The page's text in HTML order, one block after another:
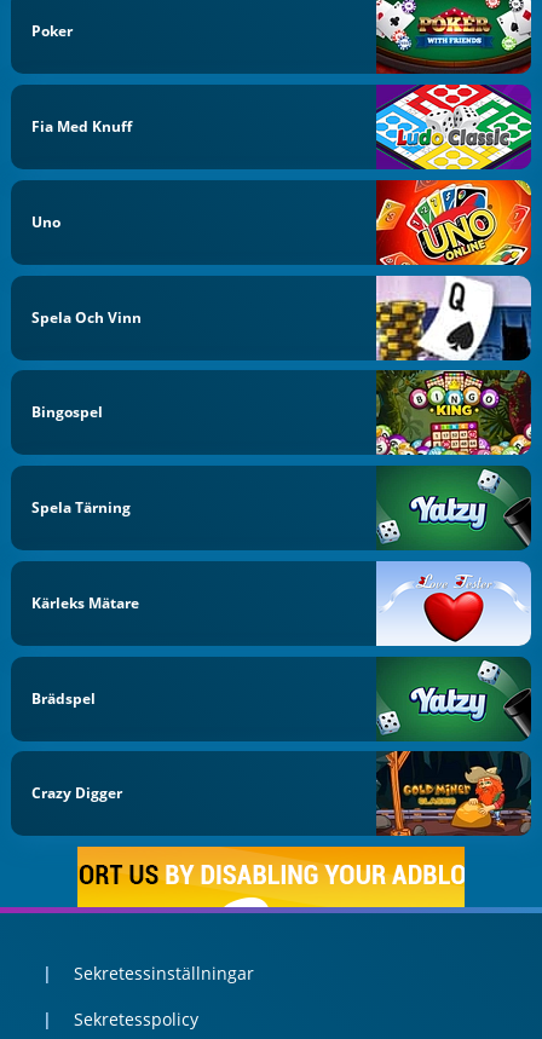
Poker
Fia Med Knuff
Uno
Spela Och Vinn
Bingospel
Spela Tärning
Kärleks Mätare
Brädspel
Crazy Digger
Sekretessinställningar
Sekretesspolicy